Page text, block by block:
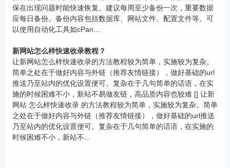
保在出现问题时能快速恢复。建议每周至少备份一次，重要数据
应每日备份。备份内容包括数据库、网站文件、配置文件等。可
以使用自动化工具如cPan...
新网站怎么样快速收录教程？
让新网站怎么样快速收录的方法教程较为简单，实施较为复杂。
简单之处在于做好内容与外链（推荐友情链接），做好基础的url
推送乃至站内的优化设置便可。复杂在于几句简单的话语，在实
施的时候困难不小，新站不易做友链，高品质内容也较难 [] 让新
网站 怎么样快速收录 的方法教程较为简单，实施较为复杂。简单
之处在于做好内容与外链（推荐友情链接），做好基础的url推送
乃至站内的优化设置便可。复杂在于几句简单的话语，在实施的
时候困难不小，新站不...